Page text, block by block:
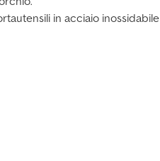
in acciaio inossidabile